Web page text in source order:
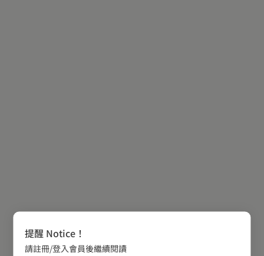
提醒 Notice！
請註冊/登入會員後繼續閱讀